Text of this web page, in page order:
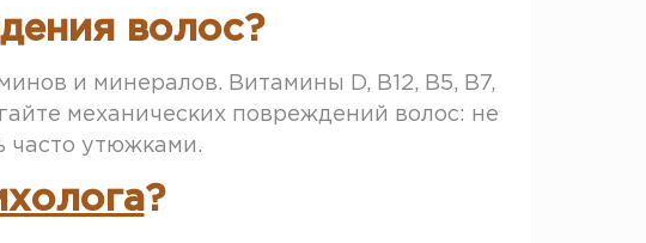
волос?
и минералов. Витамины D, B12, B5, B7,
механических повреждений волос: не
часто утюжками.
?